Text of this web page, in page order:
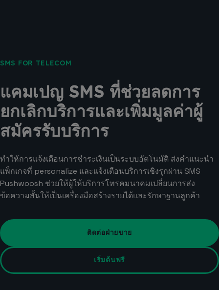
SMS FOR TELECOM
แคมเปญ SMS ที่ช่วยลดการ
ยกเลิกบริการและเพิ่มมูลค่าผู้
สมัครรับบริการ
ทำให้การแจ้งเตือนการชำระเงินเป็นระบบอัตโนมัติ ส่งคำแนะนำ
แพ็กเกจที่ personalize และแจ้งเตือนบริการเชิงรุกผ่าน SMS
Pushwoosh ช่วยให้ผู้ให้บริการโทรคมนาคมเปลี่ยนการส่ง
ข้อความสั้นให้เป็นเครื่องมือสร้างรายได้และรักษาฐานลูกค้า
ติดต่อฝ่ายขาย
เริ่มต้นฟรี